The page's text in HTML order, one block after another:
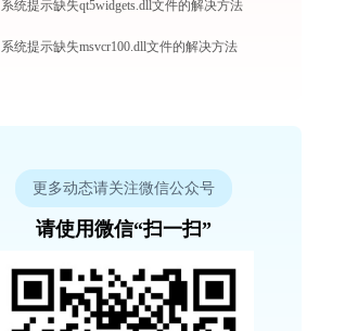
系统提示缺失qt5widgets.dll文件的解决方法
系统提示缺失msvcr100.dll文件的解决方法
更多动态请关注微信公众号
请使用微信“扫一扫”